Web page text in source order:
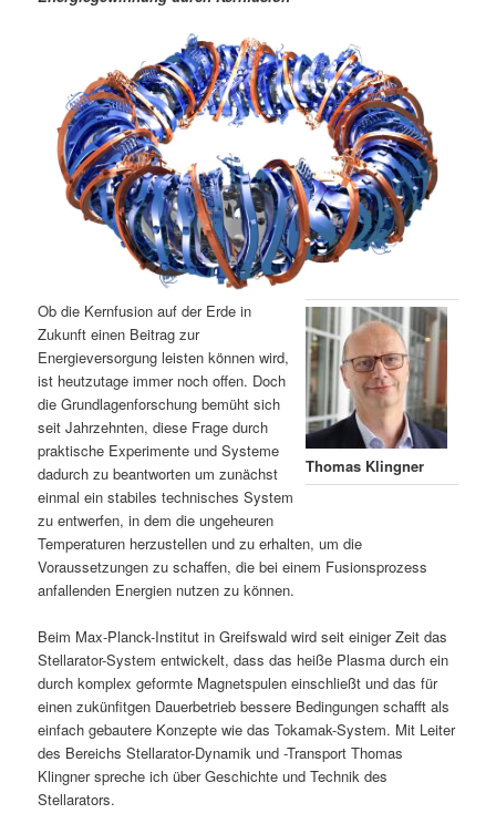
e
h
a
l
t
s
p
i
n
g
e
ä
I
n
h
a
l
t
p
r
i
n
n
Thomas Klingner
Ob die Kernfusion auf der Erde in
Zukunft einen Beitrag zur
Energieversorgung leisten können wird,
ist heutzutage immer noch offen. Doch
die Grundlagenforschung bemüht sich
seit Jahrzehnten, diese Frage durch
praktische Experimente und Systeme
dadurch zu beantworten um zunächst
einmal ein stabiles technisches System
zu entwerfen, in dem die ungeheuren
Temperaturen herzustellen und zu erhalten, um die
Voraussetzungen zu schaffen, die bei einem Fusionsprozess
anfallenden Energien nutzen zu können.
Beim Max-Planck-Institut in Greifswald wird seit einiger Zeit das
Stellarator-System entwickelt, dass das heiße Plasma durch ein
durch komplex geformte Magnetspulen einschließt und das für
einen zukünfitgen Dauerbetrieb bessere Bedingungen schafft als
einfach gebautere Konzepte wie das Tokamak-System. Mit Leiter
des Bereichs Stellarator-Dynamik und -Transport Thomas
Klingner spreche ich über Geschichte und Technik des
Stellarators.